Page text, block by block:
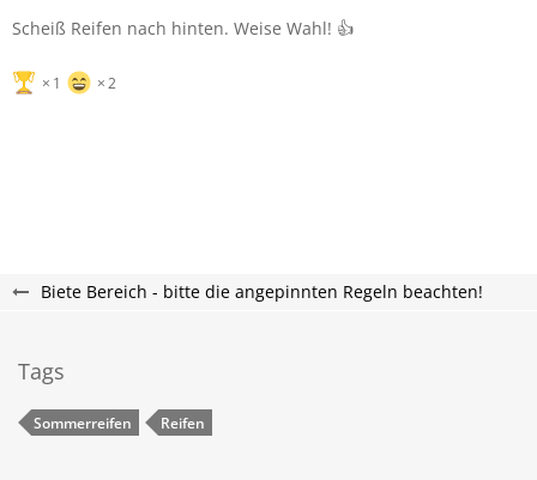
Scheiß Reifen nach hinten. Weise Wahl! 👍
1 2
Biete Bereich - bitte die angepinnten Regeln beachten!
Tags
Sommerreifen Reifen